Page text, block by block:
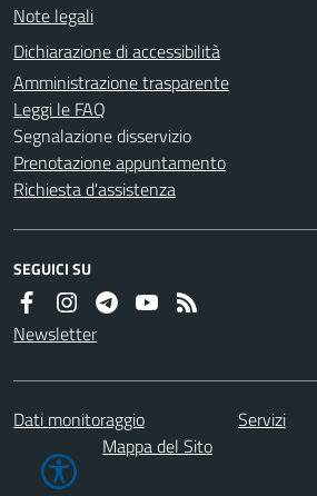
Note legali
Dichiarazione di accessibilità
Amministrazione trasparente
Leggi le FAQ
Segnalazione disservizio
Prenotazione appuntamento
Richiesta d'assistenza
SEGUICI SU
Newsletter
Dati monitoraggio Servizi
Mappa del Sito